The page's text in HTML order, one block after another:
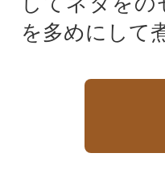
を多めにして